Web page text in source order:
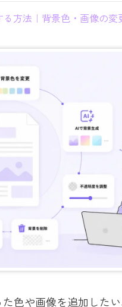
る方法｜背景色・画像の変
色や画像を追加した